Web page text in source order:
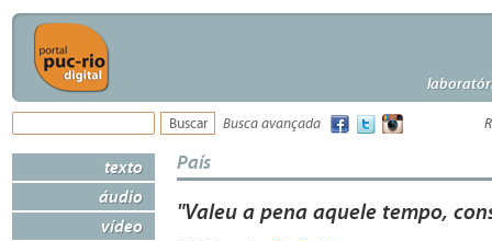
Busca avançada
texto
áudio
vídeo
País
"Valeu a pena aquele tempo,